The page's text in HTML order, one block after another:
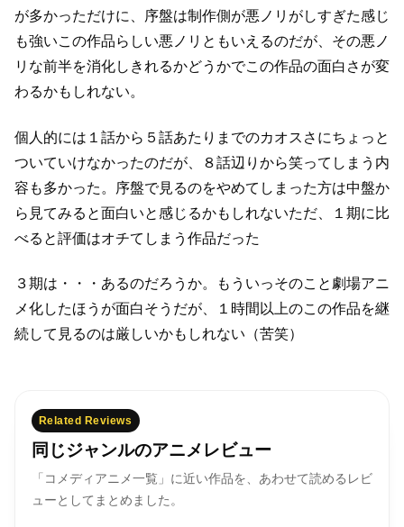
が多かっただけに、序盤は制作側が悪ノリがしすぎた感じ
も強いこの作品らしい悪ノリともいえるのだが、その悪ノ
リな前半を消化しきれるかどうかでこの作品の面白さが変
わるかもしれない。
個人的には１話から５話あたりまでのカオスさにちょっと
ついていけなかったのだが、
８話辺りから笑ってしまう内
容も多かった。
序盤で見るのをやめてしまった方は中盤か
ら見てみると面白いと感じるかもしれないただ、１期に比
べると評価はオチてしまう作品だった
３期は・・・あるのだろうか。
もういっそのこと劇場アニ
メ化したほうが面白そうだが、
１時間以上のこの作品を継
続して見るのは厳しいかもしれない（苦笑）
Related Reviews
同じジャンルのアニメレビュー
「コメディアニメ一覧」に近い作品を、あわせて読めるレビ
ューとしてまとめました。